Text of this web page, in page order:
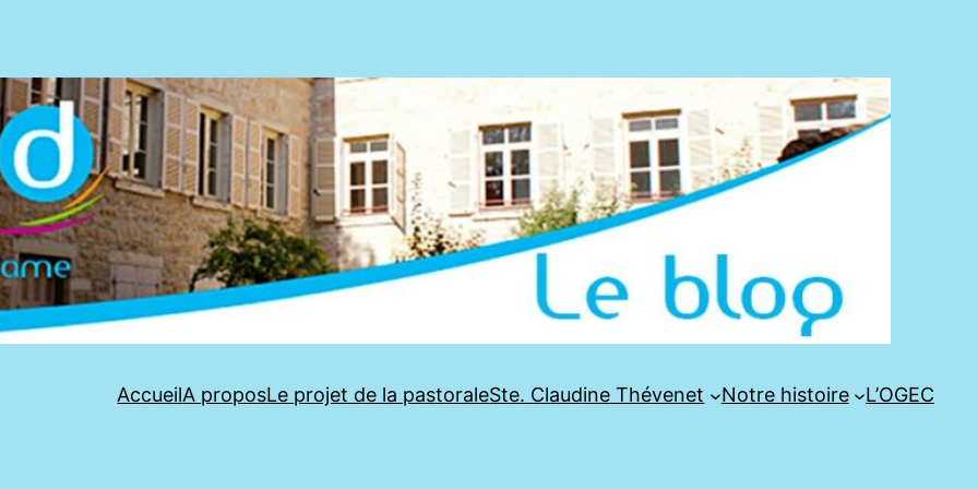
AccueilA proposLe projet de la pastoraleSte. Claudine Thévenet Notre histoire L’OGEC